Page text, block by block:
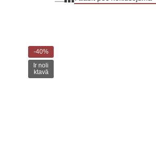
-40%
Ir noli
ktavā